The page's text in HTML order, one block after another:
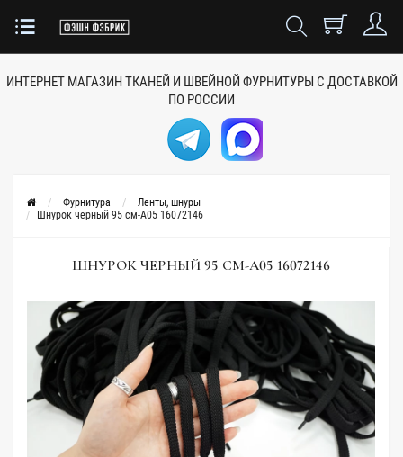
ИНТЕРНЕТ МАГАЗИН ТКАНЕЙ И ШВЕЙНОЙ ФУРНИТУРЫ С ДОСТАВКОЙ
ПО РОССИИ
Фурнитура
Ленты, шнуры
Шнурок черный 95 см-A05 16072146
ШНУРОК ЧЕРНЫЙ 95 СМ-A05 16072146